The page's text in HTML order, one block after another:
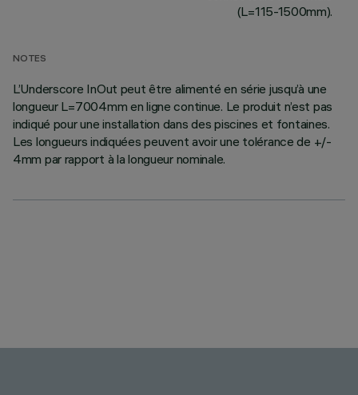
(L=115-1500mm).
NOTES
L’Underscore InOut peut être alimenté en série jusqu’à une
longueur L=7004mm en ligne continue. Le produit n’est pas
indiqué pour une installation dans des piscines et fontaines.
Les longueurs indiquées peuvent avoir une tolérance de +/-
4mm par rapport à la longueur nominale.